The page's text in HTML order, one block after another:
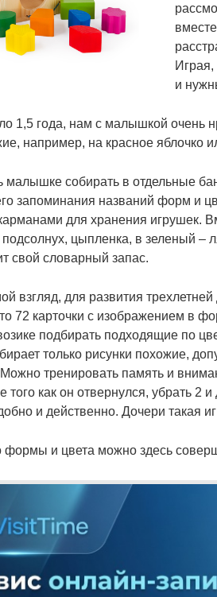
и
1,5 года, нам с малышкой очень
например, на красное яблочко
малышке собирать в отдельные
запоминания названий форм и
для хранения игрушек.
цыпленка, в зеленый –
свой словарный запас.
взгляд, для развития
72 карточки с изображением в
подбирать подходящие по
только рисунки похожие,
тренировать память и
того как он отвернулся, убрать
и действенно. Дочери такая
формы и цвета можно здесь